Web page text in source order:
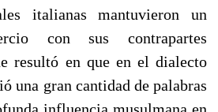
italianas mantuvieron un
con sus contrapartes
resultó en que en el dialecto
una gran cantidad de palabras